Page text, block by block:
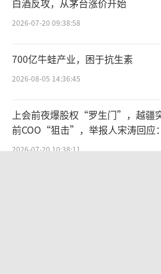
0点，董宇辉会出现在直播
播间整体休假停播日子外
天未现身直播间。这种情
例，截至5月20日，董宇辉5
播间。
白酒反攻，从茅台涨价开始
2026-07-20 09:38:58
700亿牛蛙产业，困于抗生素
2026-08-05 14:36:45
上会前夜爆股权“罗生门”，越疆
前COO“狙击”，举报人宋涛回应
职时无股权返还约定
2026-07-20 10:38:11